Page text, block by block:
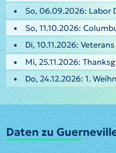
So, 06.09.2026: Labor
So, 11.10.2026:
Di, 10.11.2026:
Mi, 25.11.2026:
Do, 24.12.2026: 1.
Daten zu